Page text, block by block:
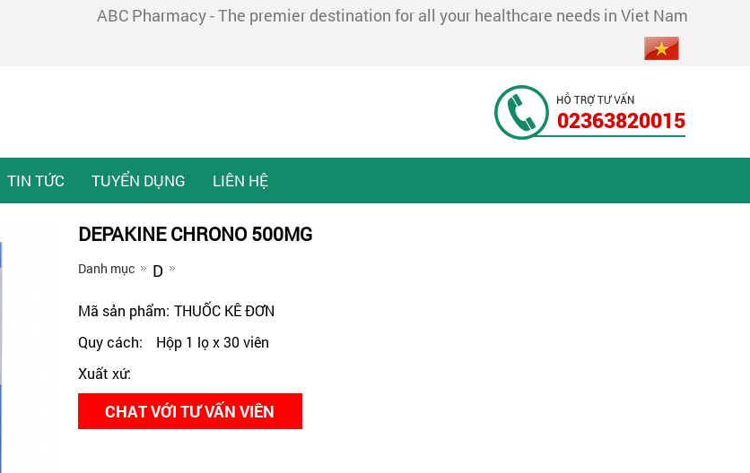
ABC Pharmacy - The premier destination for all your healthcare needs in Viet Nam
02363820015
TIN TỨC TUYỂN DỤNG LIÊN HỆ
DEPAKINE CHRONO 500MG
Danh mục D
Mã sản phẩm: THUỐC KÊ ĐƠN
Quy cách:
Hộp 1 lọ x 30 viên
Xuất xứ:
CHAT VỚI TƯ VẤN VIÊN